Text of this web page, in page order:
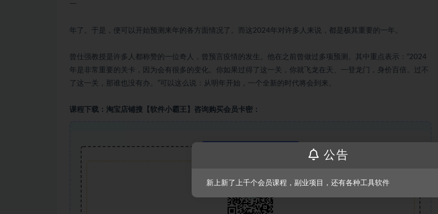
一
年了。于是，便可以开始预测来年的各方面情况了。而这2024年对许多人来说，都是极其重要的一年。
曾仕强教授是许多人都称赞的一位奇人，曾预言疫情的发生。他在之前曾做过多项预测。其中重点表示：“2024
年是非常重要的关卡，因为会有很多的变化。你如果过得了这一关，你就飞龙在天、一登龙门，身价百倍。过不
了这一关，那谁也没有办。”可以这么说：从明年开始，一个全新的时代将会到来。
课程下载：淘宝店铺搜【软件小霸王】咨询购买会员卡密：
公告
新上新了上千个会员课程，副业项目，还有各种工具软件